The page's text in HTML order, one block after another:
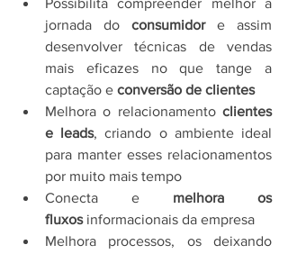
Possibilita compreender melhor a
jornada do consumidor e assim
desenvolver técnicas de vendas
mais eficazes no que tange a
captação e conversão de clientes
Melhora o relacionamento clientes
e leads, criando o ambiente ideal
para manter esses relacionamentos
por muito mais tempo
Conecta e melhora os
fluxos informacionais da empresa
Melhora processos, os deixando